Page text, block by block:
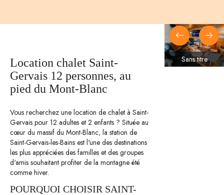
Location chalet Saint-
Gervais 12 personnes, au
pied du Mont-Blanc
Vous recherchez une location de chalet à Saint-
Gervais pour 12 adultes et 2 enfants ? Située au
cœur du massif du Mont-Blanc, la station de
Saint-Gervais-les-Bains est l'une des destinations
les plus appréciées des familles et des groupes
d'amis souhaitant profiter de la montagne été
comme hiver.
POURQUOI CHOISIR SAINT-
Sans titre